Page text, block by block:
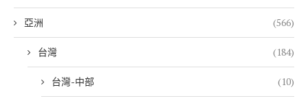
亞洲 (566)
台灣 (184)
台灣-中部 (10)